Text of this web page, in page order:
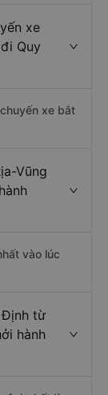
xe
Quy
xe bắt
Vũng
vào lúc
Định từ
hành